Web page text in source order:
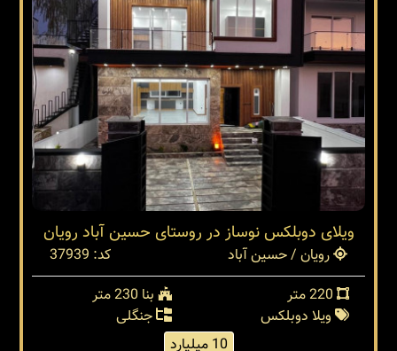
ویلای دوبلکس نوساز در روستای حسین آباد رویان
رویان / حسین آباد
کد: 37939
بنا 230 متر
ویلا دوبلکس
جنگلی
10 میلیارد